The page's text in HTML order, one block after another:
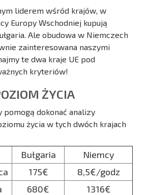
liderem wśród krajów, w
Europy Wschodniej kupują
Ale obudowa w Niemczech
zainteresowana naszymi
te dwa kraje UE pod
kryteriów!
ŻYCIA
pomogą dokonać analizy
życia w tych dwóch krajach
Bułgaria
Niemcy
175€
8,5€/godz
680€
1316€